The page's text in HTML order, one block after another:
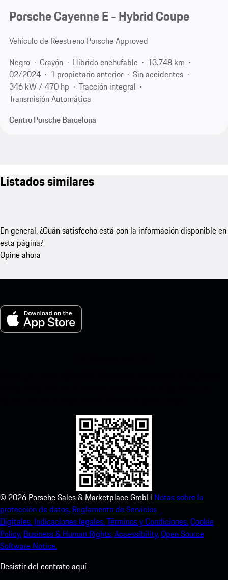
Porsche Cayenne E - Hybrid Coupe
Vehículo de Reestreno Porsche Approved
Negro
Crayón Híbrido enchufable
13.748 km
02/2024
1 propietario anterior
Sin accidentes
346 kW / 470 hp
Tracción integral
Transmisión Automática
Centro Porsche Barcelona
Listados similares
En general, ¿Cuán satisfecho está con la información disponible en
esta página?
Opine ahora
© 2026 Porsche Sales & Marketplace GmbH Notas sobre la
protección de datos. Reglamento de Servicios
Digitales. Indicaciones legales.Términos y Condiciones.Cookie
Policy. Business & Human Rights.Accessibility.Open Source
Software Notice.
Desistir del contrato aquí